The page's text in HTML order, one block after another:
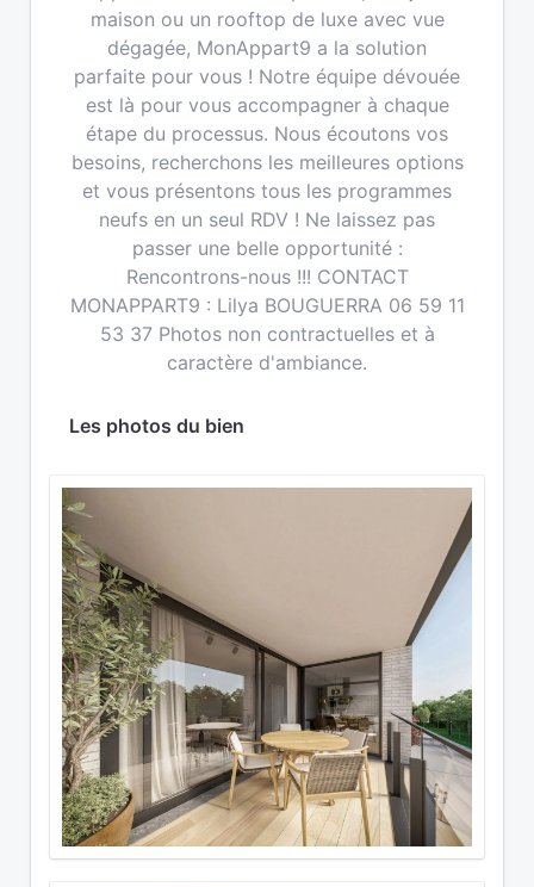
maison ou un rooftop de luxe avec vue
dégagée, MonAppart9 a la solution
parfaite pour vous ! Notre équipe dévouée
est là pour vous accompagner à chaque
étape du processus. Nous écoutons vos
besoins, recherchons les meilleures options
et vous présentons tous les programmes
neufs en un seul RDV ! Ne laissez pas
passer une belle opportunité :
Rencontrons-nous !!! CONTACT
MONAPPART9 : Lilya BOUGUERRA 06 59 11
53 37 Photos non contractuelles et à
caractère d'ambiance.
Les photos du bien